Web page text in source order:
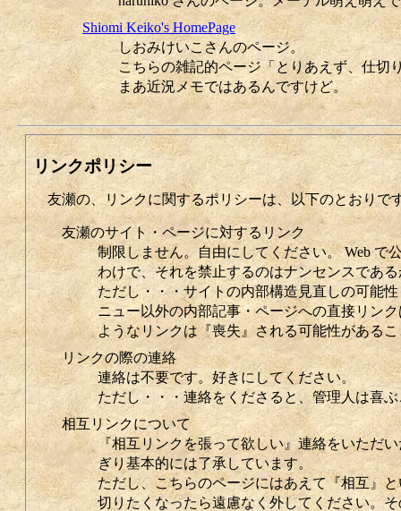
Shiomi Keiko's HomePage
しおみけいこさんのページ。
こちらの雑記的ページ「とりあえず、仕切
まあ近況メモではあるんですけど。
リンクポリシー
友瀬の、リンクに関するポリシーは、以下のとおりで
友瀬のサイト・ページに対するリンク
制限しません。自由にしてください。 Web で
わけで、それを禁止するのはナンセンスであ
ただし・・・サイトの内部構造見直しの可能
ニュー以外の内部記事・ページへの直接リン
ようなリンクは『喪失』される可能性がある
リンクの際の連絡
連絡は不要です。好きにしてください。
ただし・・・連絡をくださると、管理人は喜
相互リンクについて
『相互リンクを張って欲しい』連絡をいただ
ぎり基本的には了承しています。
ただし、こちらのページにはあえて『相互』
切りたくなったら遠慮なく外してください。